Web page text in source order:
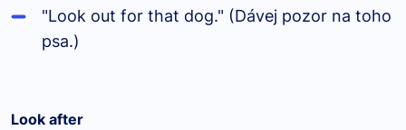
"Look out for that dog." (Dávej pozor na toho
psa.)
Look after